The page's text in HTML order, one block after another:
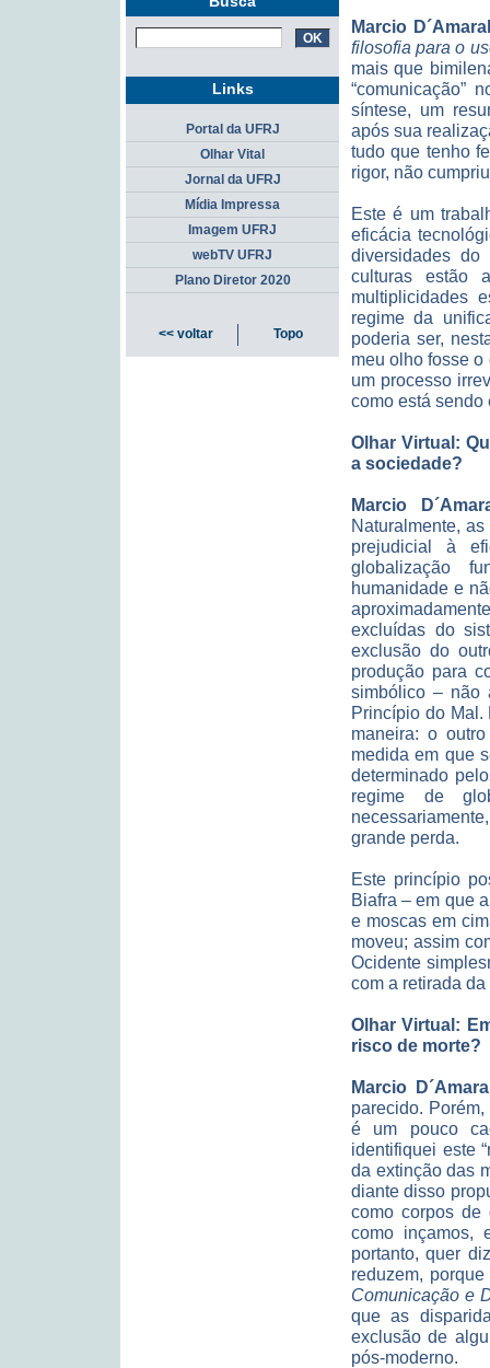
Marcio
filosofia para o
mais que
“comunicação”
síntese, um
após sua
tudo que tenho
rigor, não
Este é um
eficácia
diversidades
culturas estão
multiplicidades
regime da
poderia ser,
meu olho fosse
um processo
como está sendo
Olhar Virtual:
a sociedade?
Marcio
Naturalmente,
prejudicial à
globalização
humanidade e
excluídas do
exclusão do
produção para
simbólico – não
Princípio do Mal.
maneira: o
medida em que
determinado
regime de
grande perda.
Este princípio
Biafra – em que
e moscas em
moveu; assim
Ocidente
com a retirada
Olhar Virtual:
risco de morte?
Marcio
parecido.
é um pouco
identifiquei este
da extinção das
diante disso
como corpos de
como inçamos,
portanto, quer
reduzem,
Comunicação e
que as
exclusão de
pós-moderno.
Links
Portal da UFRJ
Olhar Vital
Jornal da UFRJ
Mídia Impressa
Imagem UFRJ
webTV UFRJ
Plano Diretor 2020
<< voltar Topo